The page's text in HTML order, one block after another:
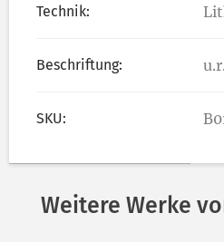
Technik:
Beschriftung:
SKU:
Weitere Werke